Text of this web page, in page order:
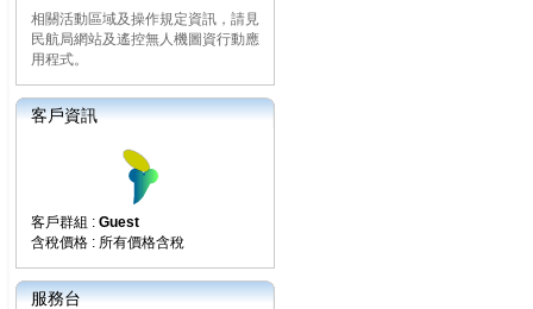
相關活動區域及操作規定資訊，請見
民航局網站及遙控無人機圖資行動應
用程式。
客戶資訊
客戶群組 : Guest
含稅價格 : 所有價格含稅
服務台